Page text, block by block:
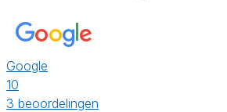
Google
10
3 beoordelingen